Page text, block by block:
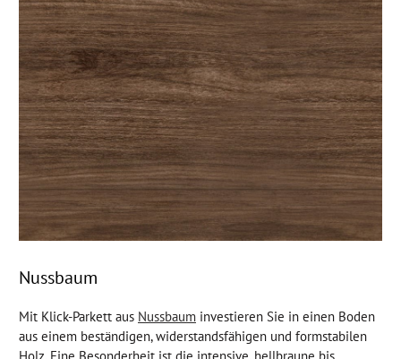
Nussbaum
Mit Klick-Parkett aus Nussbaum investieren Sie in einen Boden
aus einem beständigen, widerstandsfähigen und formstabilen